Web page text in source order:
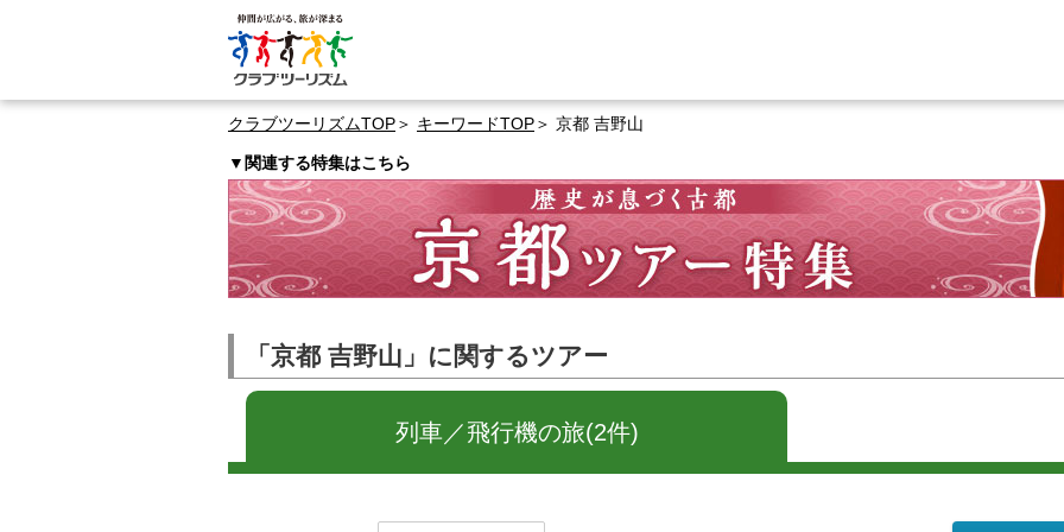
クラブツーリズムTOP キーワードTOP 京都 吉野山
▼関連する特集はこちら
「京都 吉野山」に関するツアー
列車／飛行機の旅(2件)